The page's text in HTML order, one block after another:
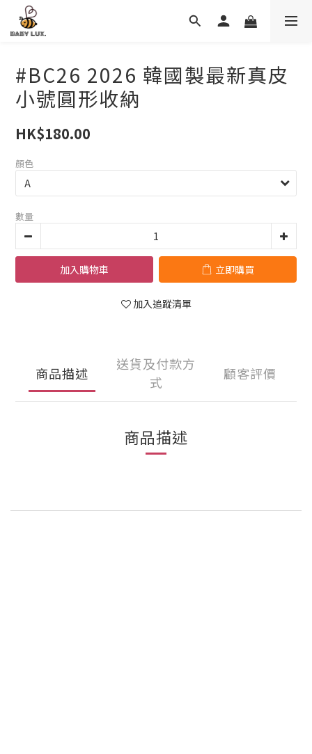
#BC26 2026 韓國製最新真皮
小號圓形收納
HK$180.00
顏色
數量
加入購物車 立即購買
加入追蹤清單
商品描述
送貨及付款方
式
顧客評價
商品描述